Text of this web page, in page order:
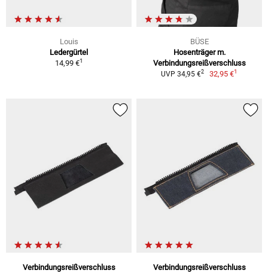
Louis
Ledergürtel
14,99 €1
BÜSE
Hosenträger m.
Verbindungsreißverschluss
UVP 34,95 €2 32,95 €1
Verbindungsreißverschluss
Verbindungsreißverschluss